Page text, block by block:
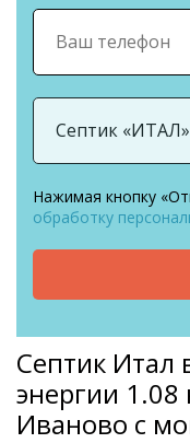
Нажимая кнопку
обработку
Септик Итал
энергии 1.08
Иваново с